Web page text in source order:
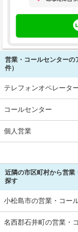
営業・コールセンターの
件）
テレフォンオペレータ
コールセンター
個人営業
近隣の市区町村から営業
探す
小松島市の営業・コー
名西郡石井町の営業・